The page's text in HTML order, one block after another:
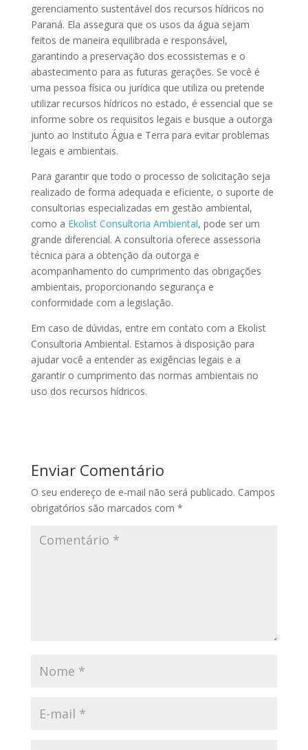
gerenciamento sustentável dos recursos hídricos no
Paraná. Ela assegura que os usos da água sejam
feitos de maneira equilibrada e responsável,
garantindo a preservação dos ecossistemas e o
abastecimento para as futuras gerações. Se você é
uma pessoa física ou jurídica que utiliza ou pretende
utilizar recursos hídricos no estado, é essencial que se
informe sobre os requisitos legais e busque a outorga
junto ao Instituto Água e Terra para evitar problemas
legais e ambientais.
Para garantir que todo o processo de solicitação seja
realizado de forma adequada e eficiente, o suporte de
consultorias especializadas em gestão ambiental,
como a Ekolist Consultoria Ambiental, pode ser um
grande diferencial. A consultoria oferece assessoria
técnica para a obtenção da outorga e
acompanhamento do cumprimento das obrigações
ambientais, proporcionando segurança e
conformidade com a legislação.
Em caso de dúvidas, entre em contato com a Ekolist
Consultoria Ambiental. Estamos à disposição para
ajudar você a entender as exigências legais e a
garantir o cumprimento das normas ambientais no
uso dos recursos hídricos.
Enviar Comentário
O seu endereço de e-mail não será publicado. Campos
obrigatórios são marcados com *